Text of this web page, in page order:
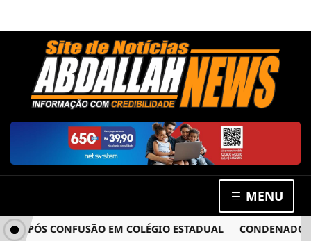
MENU
CONFUSÃO EM COLÉGIO ESTADUAL CONDENADO